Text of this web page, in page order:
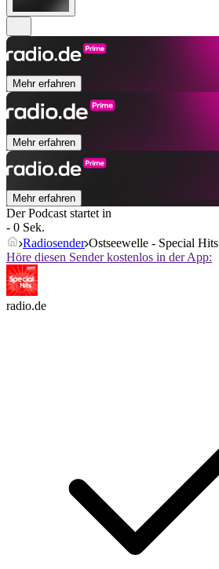
Mehr erfahren
Mehr erfahren
Mehr erfahren
Der Podcast startet in
- 0 Sek.
Radiosender Ostseewelle - Special Hits
Höre diesen Sender kostenlos in der App:
radio.de